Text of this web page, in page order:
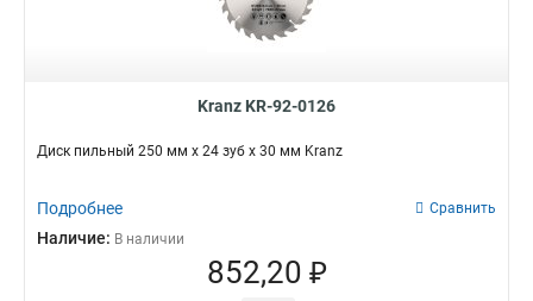
Kranz KR-92-0126
Диск пильный 250 мм х 24 зуб х 30 мм Kranz
Подробнее Сравнить
Наличие: В наличии
852,20 ₽